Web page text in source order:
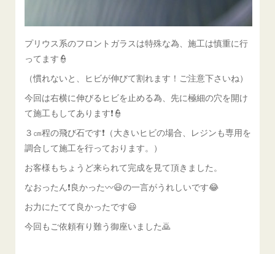
プリウス系のフロントガラスは特殊な為、施工は慎重に行
ってます👮
（慣れないと、ヒビが伸びて割れます！ご注意下さいね）
今回は右横に伸びるヒビを止める為、先に極細の穴を開け
て施工もしてあります❗👮
３㎝程の飛び石です❗（大きいヒビの場合、レジンも専用を
調合して施工を行っております。）
お客様もちょうど来られて完成を見て頂きました。
なおったん❗良かった〰😃の一言がうれしいです😂
お力にたてて良かったです😃
今回もご依頼有り難う御座いました🙇